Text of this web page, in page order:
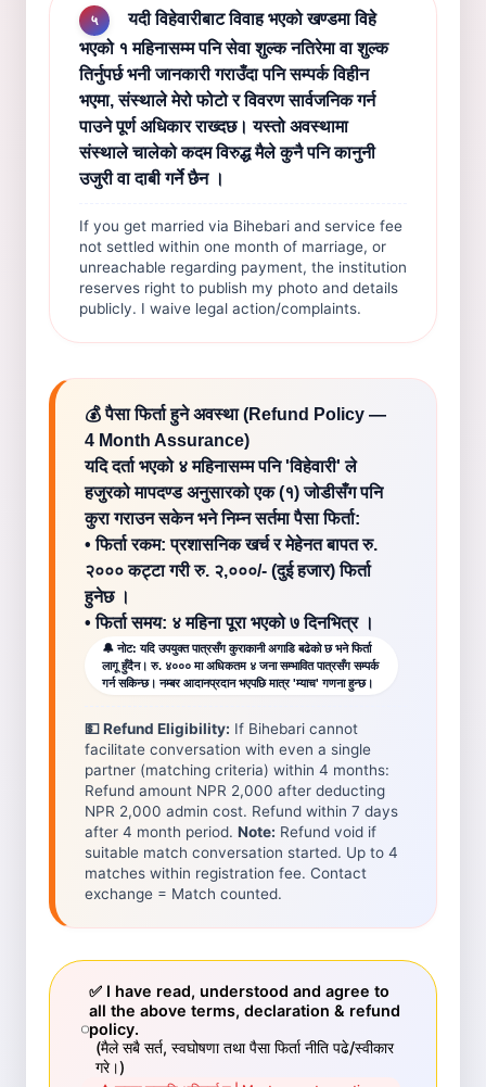
५
यदी विहेवारीबाट विवाह भएको खण्डमा विहे
भएको १ महिनासम्म पनि सेवा शुल्क नतिरेमा वा शुल्क
तिर्नुपर्छ भनी जानकारी गराउँदा पनि सम्पर्क विहीन
भएमा, संस्थाले मेरो फोटो र विवरण सार्वजनिक गर्न
पाउने पूर्ण अधिकार राख्दछ। यस्तो अवस्थामा
संस्थाले चालेको कदम विरुद्ध मैले कुनै पनि कानुनी
उजुरी वा दाबी गर्ने छैन ।
If you get married via Bihebari and service fee
not settled within one month of marriage, or
unreachable regarding payment, the institution
reserves right to publish my photo and details
publicly. I waive legal action/complaints.
💰 पैसा फिर्ता हुने अवस्था (Refund Policy —
4 Month Assurance)
यदि दर्ता भएको ४ महिनासम्म पनि 'विहेवारी' ले
हजुरको मापदण्ड अनुसारको एक (१) जोडीसँग पनि
कुरा गराउन सकेन भने निम्न सर्तमा पैसा फिर्ता:
• फिर्ता रकम: प्रशासनिक खर्च र मेहेनत बापत रु.
२००० कट्टा गरी रु. २,०००/- (दुई हजार) फिर्ता
हुनेछ ।
• फिर्ता समय: ४ महिना पूरा भएको ७ दिनभित्र ।
🔔 नोट: यदि उपयुक्त पात्रसँग कुराकानी अगाडि बढेको छ भने फिर्ता
लागू हुँदैन। रु. ४००० मा अधिकतम ४ जना सम्भावित पात्रसँग सम्पर्क
गर्न सकिन्छ। नम्बर आदानप्रदान भएपछि मात्र 'म्याच' गणना हुन्छ।
💵 Refund Eligibility: If Bihebari cannot
facilitate conversation with even a single
partner (matching criteria) within 4 months:
Refund amount NPR 2,000 after deducting
NPR 2,000 admin cost. Refund within 7 days
after 4 month period. Note: Refund void if
suitable match conversation started. Up to 4
matches within registration fee. Contact
exchange = Match counted.
✅ I have read, understood and agree to
all the above terms, declaration & refund
policy.
(मैले सबै सर्त, स्वघोषणा तथा पैसा फिर्ता नीति पढे/स्वीकार
गरे।)